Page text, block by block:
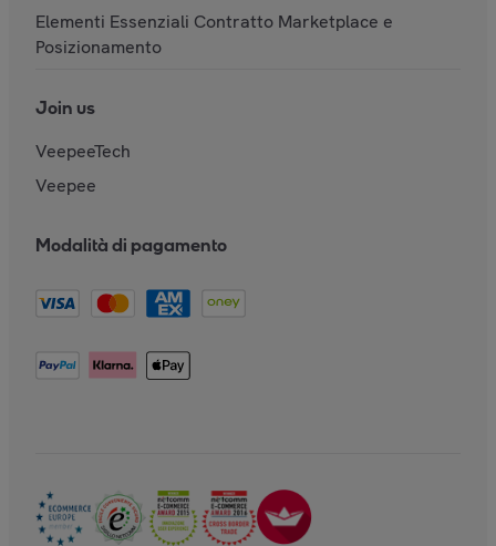
Elementi Essenziali Contratto Marketplace e
Posizionamento
Join us
VeepeeTech
Veepee
Modalità di pagamento